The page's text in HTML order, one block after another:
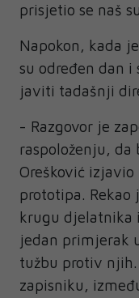
prisjetio se naš
Napokon, kada
su određen dan i
javiti tadašnji
- Razgovor je
raspoloženju, da
Orešković
prototipa. Rekao
krugu djelatnika
jedan primjerak
tužbu protiv
zapisniku,